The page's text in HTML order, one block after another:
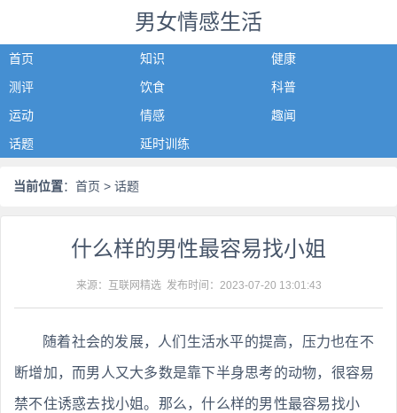
男女情感生活
首页 知识
健康
测评
饮食
科普
运动
情感
趣闻
话题
延时训练
当前位置： 首页 > 话题
什么样的男性最容易找小姐
来源：互联网精选 发布时间： 2023-07-20 13:01:43
随着社会的发展，人们生活水平的提高，压力也在不
断增加，而男人又大多数是靠下半身思考的动物，很容易
禁不住诱惑去找小姐。那么，什么样的男性最容易找小